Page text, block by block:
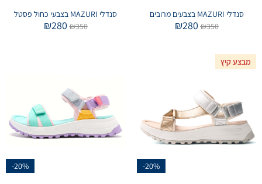
סנדלי MAZURI בצבעים מרובים
₪350
₪280
סנדלי MAZURI בצבעי כחול פסטל
₪350
₪280
מבצע קיץ
-20%
-20%